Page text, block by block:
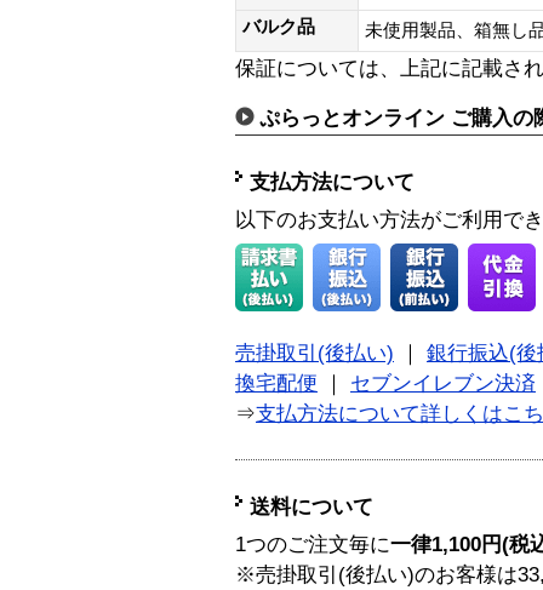
バルク品
未使用製品、箱無
保証については、上記に記載さ
ぷらっとオンライン ご購入の
支払方法について
以下のお支払い方法がご利用で
売掛取引(後払い)
銀行振込(後
換宅配便
セブンイレブン決済
⇒支払方法について詳しくはこ
送料について
1つのご注文毎に一律1,100円(税
※売掛取引(後払い)のお客様は